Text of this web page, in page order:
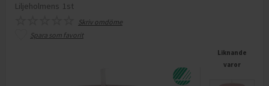
Liljeholmens 1st
Skriv omdöme
Spara som favorit
Liknande
varor